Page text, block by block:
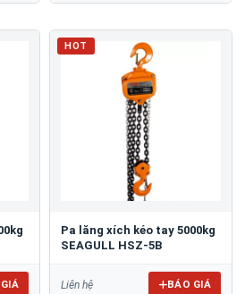
HOT
Pa lăng xích kéo tay 5000kg
SEAGULL HSZ-5B
Liên hệ BÁO GIÁ